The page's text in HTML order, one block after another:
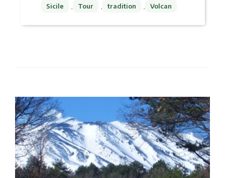
Sicile
Tour tradition Volcan